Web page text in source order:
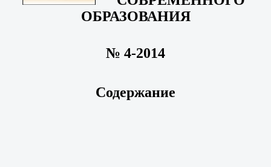
ОБРАЗОВАНИЯ
№ 4-2014
Содержание